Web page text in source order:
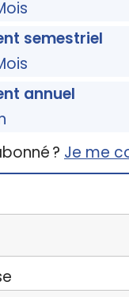
semestriel
annuel
? Je me